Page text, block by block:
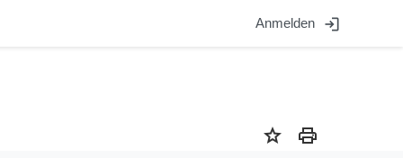
Anmelden login
star print